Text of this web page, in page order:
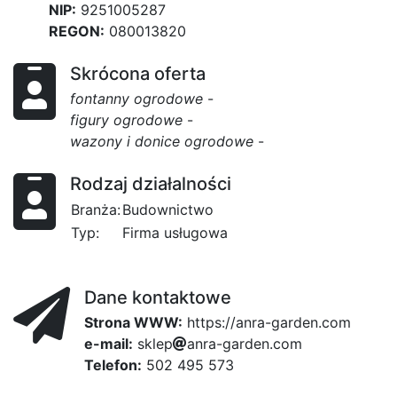
NIP: 9251005287
REGON: 080013820
Skrócona oferta
fontanny ogrodowe -
figury ogrodowe -
wazony i donice ogrodowe -
Rodzaj działalności
Branża:Budownictwo
Typ:
Firma usługowa
Dane kontaktowe
Strona WWW: https://anra-garden.com
e-mail: s751
kleb30
p anra-0
gd55
arden.9e3
cdd
om
Telefon: 502 495 573